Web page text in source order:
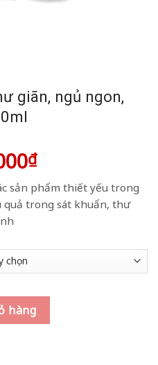
giãn, ngủ ngon,
₫Khoảng
giá:
từ
170.000₫
sản phẩm thiết yếu trong
quả trong sát khuẩn, thư
ngon, giảm vết thâm tím 10ml
hàng